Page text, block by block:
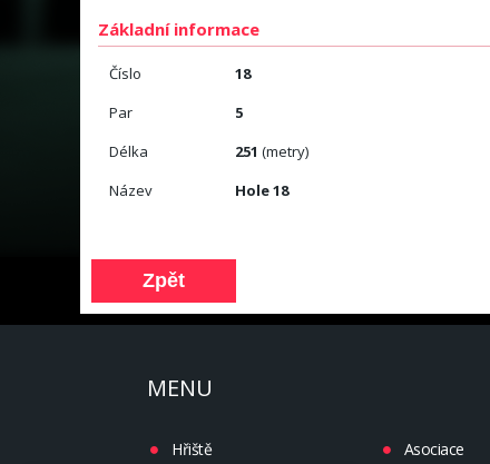
Základní informace
Číslo
18
Par
5
Délka
251 (metry)
Název
Hole 18
MENU
Hřiště
Asociace